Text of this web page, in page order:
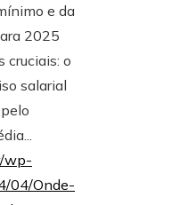
e da
2025
cruciais: o
salarial